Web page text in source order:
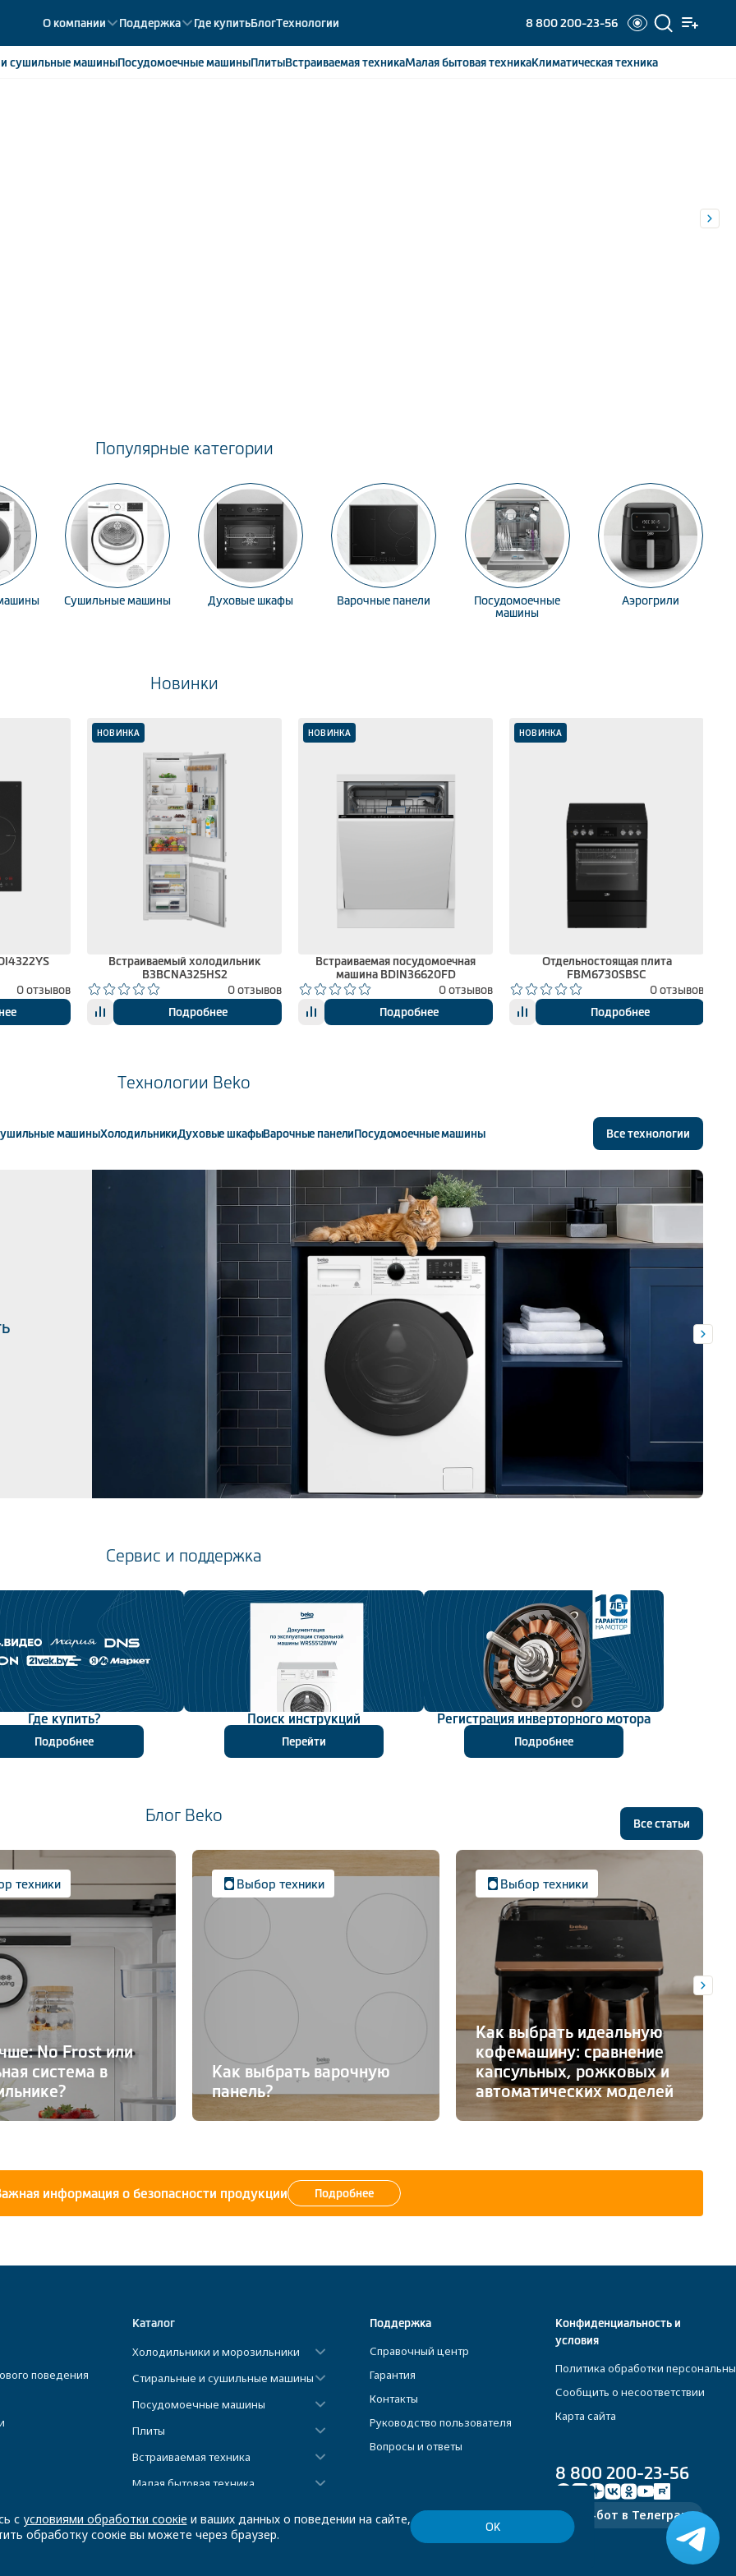
О компании Поддержка Где купитьБлогТехнологии 8 800 200-23-56
и сушильные машиныПосудомоечныемашиныПлитыВстраиваемаятехникаМалая бытоваятехникаКлиматическаятехника
Популярные категории
Сушильные машины Духовые шкафы Варочные панели
Посудомоечные
машины
Аэрогрили
Новинки
0 отзывов
НОВИНКА
Встраиваемый холодильник
B3BCNA325HS2
0 отзывов
Подробнее
НОВИНКА
Встраиваемая посудомоечная
машина BDIN36620FD
0 отзывов
Подробнее
НОВИНКА
Отдельностоящая плита
FBM6730SBSC
0 отзывов
Подробнее
Технологии Beko
Все технологии
машиныХолодильникиДуховые шкафыВарочные панелиПосудомоечные машины
от
Сервис и поддержка
Где купить?
Подробнее
Поиск инструкций
Перейти
Регистрация инверторного мотора
Подробнее
Блог Beko Все статьи
техники
No Frost или
система в
Выбор техники
Как выбрать варочную
панель?
Выбор техники
Как выбрать идеальную
кофемашину: сравнение
капсульных, рожковых и
автоматических моделей
информация о безопасности продукции Подробнее
поведения
Каталог
Холодильники и морозильники
Стиральные и сушильные машины
Посудомоечные машины
Плиты
Встраиваемая техника
Малая бытовая техника
Поддержка
Справочный центр
Гарантия
Контакты
Руководство пользователя
Вопросы и ответы
Конфиденциальность и
условия
Политика обработки
Сообщить о несоответствии
Карта сайта
8 800 200-23-56
Чат-бот в Телеграм
с условиями обработки соокіе и ваших данных о поведении на сайте,
обработку соокіе вы можете через браузер.
ОК